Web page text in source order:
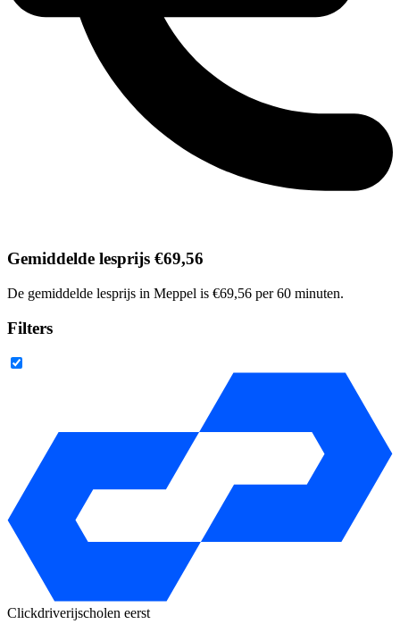
Gemiddelde lesprijs €69,56
De gemiddelde lesprijs in Meppel is €69,56 per 60 minuten.
Filters
Clickdriverijscholen eerst